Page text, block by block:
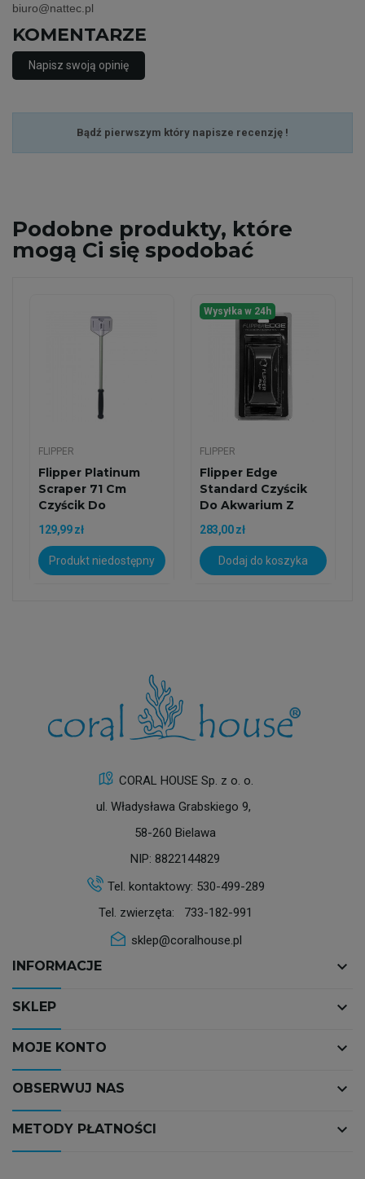
biuro@nattec.pl
KOMENTARZE
Napisz swoją opinię
Bądź pierwszym który napisze recenzję !
Podobne produkty, które
mogą Ci się spodobać
FLIPPER
Flipper Platinum
Scraper 71 Cm
Czyścik Do
Akwarium
129,99 zł
Produkt niedostępny
Wysyłka w 24h
FLIPPER
Flipper Edge
Standard Czyścik
Do Akwarium Z
Ostrzem...
283,00 zł
Dodaj do koszyka
CORAL HOUSE Sp. z o. o.
ul. Władysława Grabskiego 9,
58-260 Bielawa
NIP: 8822144829
Tel. kontaktowy: 530-499-289
Tel. zwierzęta: 733-182-991
sklep@coralhouse.pl
INFORMACJE keyboard_arrow_down
SKLEP keyboard_arrow_down
MOJE KONTO keyboard_arrow_down
OBSERWUJ NAS keyboard_arrow_down
METODY PŁATNOŚCI keyboard_arrow_down